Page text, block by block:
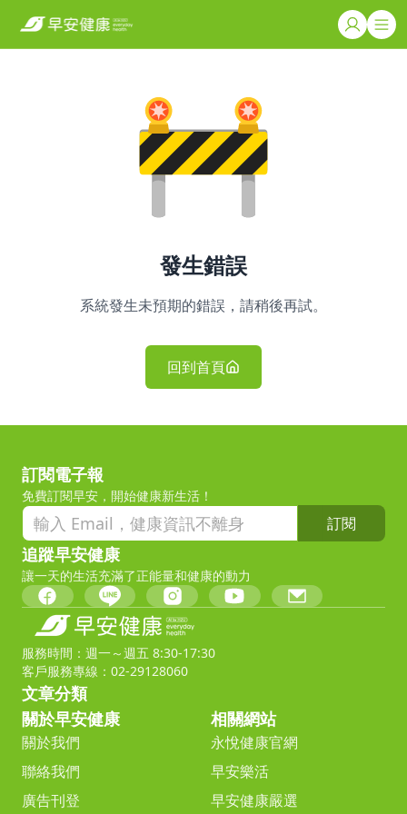
發生錯誤
系統發生未預期的錯誤，請稍後再試。
回到首頁
訂閱電子報
免費訂閱早安，開始健康新生活！
訂閱
追蹤早安健康
讓一天的生活充滿了正能量和健康的動力
服務時間：週一～週五 8:30-17:30
客戶服務專線：02-29128060
文章分類
關於早安健康
關於我們
聯絡我們
廣告刊登
相關網站
永悅健康官網
早安樂活
早安健康嚴選